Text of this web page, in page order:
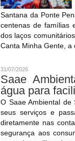
Santana da Ponte
centenas de famílias
dos laços
Canta Minha Gente, a
31/07/2026
Saae
água para
O Saae Ambiental
seus serviços e
diretamente nas
segurança aos